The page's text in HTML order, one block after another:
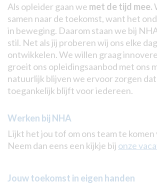
Als opleider gaan we met de tijd mee.
samen naar de toekomst, want het
in beweging. Daarom staan we bij
stil. Net als jij proberen wij ons elke
ontwikkelen. We willen graag
groeit ons opleidingsaanbod met ons
natuurlijk blijven we ervoor zorgen
toegankelijk blijft voor iedereen.
Werken bij NHA
Lijkt het jou tof om ons team te
Neem dan eens een kijkje bij onze
Jouw toekomst in eigen handen